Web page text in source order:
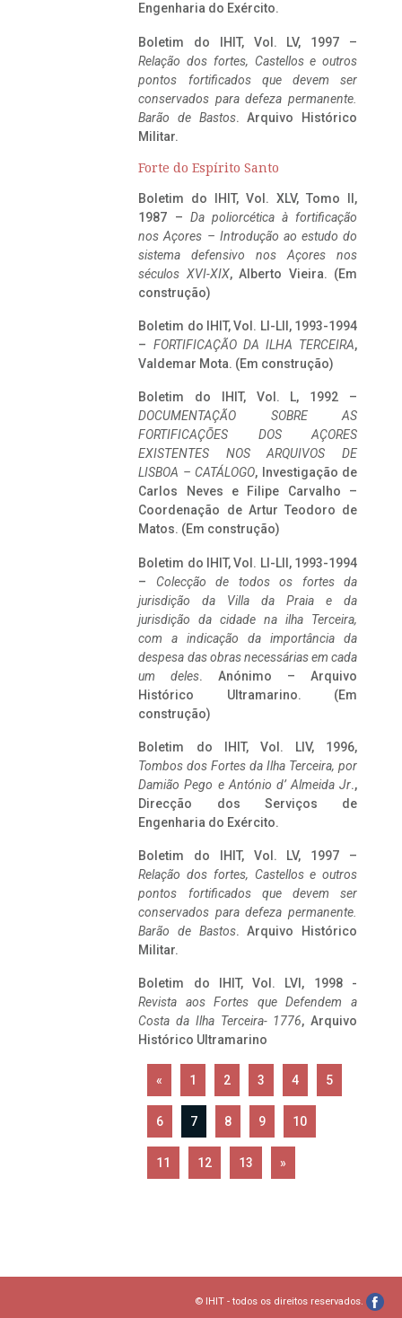
Engenharia do Exército.
Boletim do IHIT, Vol. LV, 1997 –
Relação dos fortes, Castellos e outros
pontos fortificados que devem ser
conservados para defeza permanente.
Barão de Bastos. Arquivo Histórico
Militar.
Forte do Espírito Santo
Boletim do IHIT, Vol. XLV, Tomo II,
1987 – Da poliorcética à fortificação
nos Açores – Introdução ao estudo do
sistema defensivo nos Açores nos
séculos XVI-XIX, Alberto Vieira. (Em
construção)
Boletim do IHIT, Vol. LI-LII, 1993-1994
– FORTIFICAÇÃO DA ILHA TERCEIRA,
Valdemar Mota. (Em construção)
Boletim do IHIT, Vol. L, 1992 –
DOCUMENTAÇÃO SOBRE AS
FORTIFICAÇÕES DOS AÇORES
EXISTENTES NOS ARQUIVOS DE
LISBOA – CATÁLOGO, Investigação de
Carlos Neves e Filipe Carvalho –
Coordenação de Artur Teodoro de
Matos. (Em construção)
Boletim do IHIT, Vol. LI-LII, 1993-1994
– Colecção de todos os fortes da
jurisdição da Villa da Praia e da
jurisdição da cidade na ilha Terceira,
com a indicação da importância da
despesa das obras necessárias em cada
um deles. Anónimo – Arquivo
Histórico Ultramarino. (Em
construção)
Boletim do IHIT, Vol. LIV, 1996,
Tombos dos Fortes da Ilha Terceira, por
Damião Pego e António d’ Almeida Jr.,
Direcção dos Serviços de
Engenharia do Exército.
Boletim do IHIT, Vol. LV, 1997 –
Relação dos fortes, Castellos e outros
pontos fortificados que devem ser
conservados para defeza permanente.
Barão de Bastos. Arquivo Histórico
Militar.
Boletim do IHIT, Vol. LVI, 1998 -
Revista aos Fortes que Defendem a
Costa da Ilha Terceira- 1776, Arquivo
Histórico Ultramarino
« 1 2 3 4 5
6 7 8 9 10
11 12 13 »
© IHIT - todos os direitos reservados.